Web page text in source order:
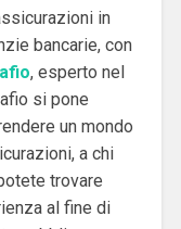
in
bancarie, con
, esperto nel
si pone
un mondo
a chi
trovare
al fine di